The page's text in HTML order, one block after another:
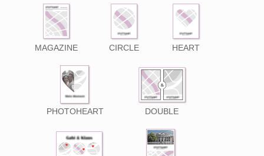
MAGAZINE CIRCLE HEART
PHOTOHEART DOUBLE